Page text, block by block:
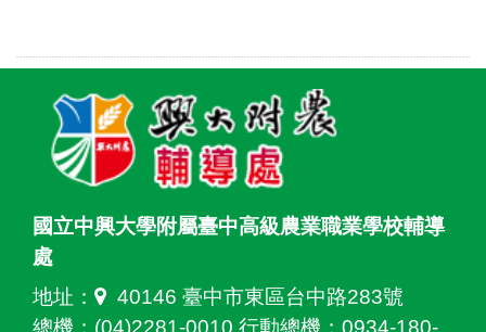
國立中興大學附屬臺中高級農業職業學校輔導
處
地址：
40146 臺中市東區台中路283號
總機：(04)2281-0010 行動總機：0934-180-